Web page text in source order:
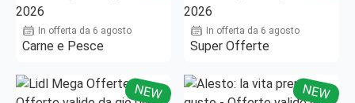
In offerta da 6 agosto
Carne e Pesce
In offerta da 6 agosto
Super Offerte
NEW NEW